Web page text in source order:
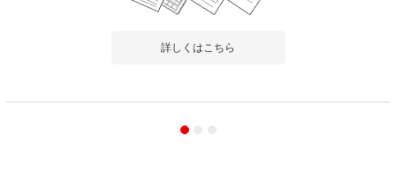
詳しくはこちら